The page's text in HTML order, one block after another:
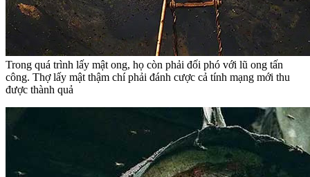
Trong quá trình lấy mật ong, họ còn phải đối phó với lũ ong tấn
công. Thợ lấy mật thậm chí phải đánh cược cả tính mạng mới thu
được thành quả